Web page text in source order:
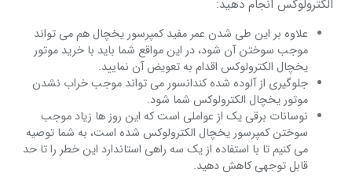
الکترولوکس انجام دهید:
علاوه بر این طی شدن عمر مفید کمپرسور یخچال هم می تواند
موجب سوختن آن شود، در این مواقع شما باید با خرید موتور
یخچال الکترولوکس اقدام به تعویض آن نمایید.
جلوگیری از آلوده شده کندانسور می تواند موجب خراب نشدن
موتور یخچال الکترولوکس شما شود.
نوسانات برقی یک از عواملی است که این روز ها زیاد موجب
سوختن کمپرسور یخچال الکترولوکس شده است، به شما توصیه
می کنیم تا با استفاده از یک سه راهی استاندارد این خطر را تا حد
قابل توجهی کاهش دهید.